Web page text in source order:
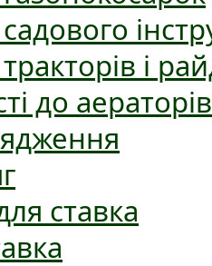
і
до аераторів
ставка